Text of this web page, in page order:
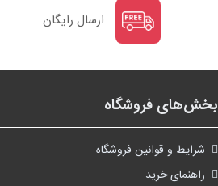
ارسال رایگان
بخش‌های فروشگاه
شرايط و قوانین فروشگاه
راهنمای خرید